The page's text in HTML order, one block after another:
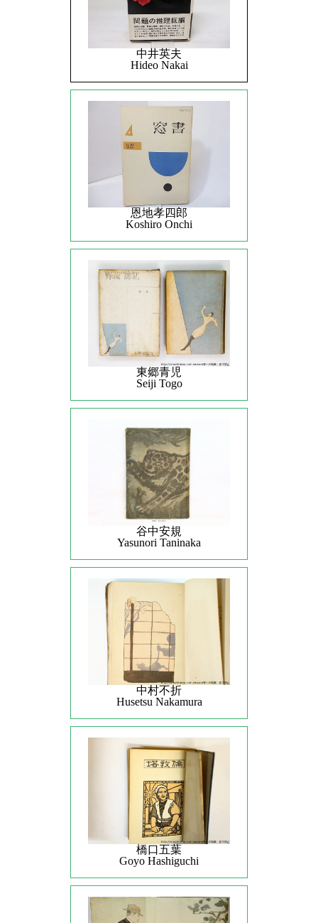
中井英夫
Hideo Nakai
恩地孝四郎
Koshiro Onchi
東郷青児
Seiji Togo
谷中安規
Yasunori Taninaka
中村不折
Husetsu Nakamura
橋口五葉
Goyo Hashiguchi